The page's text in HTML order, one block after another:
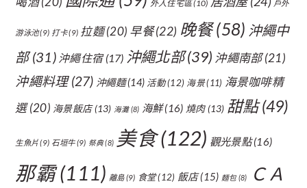
外人住宅區(10) 戶外
游泳池(9) 打卡(9) 拉麵(20) 早餐(22) 晚餐(58) 沖繩中
部(31) 沖繩住宿(17) 沖繩北部(39) 沖繩南部(21)
沖繩料理(27) 沖繩麵(14) 活動(12) 海景(11) 海景咖啡精
選(20) 海景飯店(13) 海灘(8) 海鮮(16) 燒肉(13) 甜點(49)
生魚片(9) 石垣牛(9) 祭典(8) 美食(122) 觀光景點(16)
那霸(111) 離島(9) 食堂(12) 飯店(15) 麵包 (8)
ＣＡ